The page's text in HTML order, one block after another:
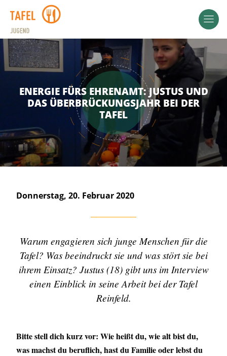
ENERGIE FÜRS EHRENAMT: JUSTUS UND
DAS ÜBERBRÜCKUNGSJAHR BEI DER
TAFEL
Donnerstag, 20. Februar 2020
Warum engagieren sich junge Menschen für die
Tafel? Was beeindruckt sie und was stört sie bei
ihrem Einsatz? Justus (18) gibt uns im Interview
einen Einblick in seine Arbeit bei der Tafel
Reinfeld.
Bitte stell dich kurz vor: Wie heißt du, wie alt bist du,
was machst du beruflich, hast du Familie oder lebst du